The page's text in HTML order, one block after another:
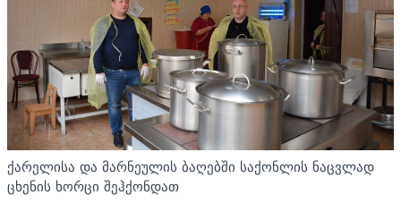
ქარელისა და მარნეულის ბაღებში საქონლის ნაცვლად
ცხენის ხორცი შეჰქონდათ